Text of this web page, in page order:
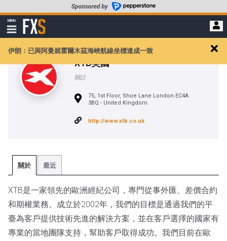
至
要
MENU
顯
示
航
FXStreet
伊朗：已與阿曼就霍爾木茲海峽航線坐標達成一致
alert
XTB英國
關註
75, 1st Floor, Shoe Lane London EC4A
3BQ - United Kingdom
http://www.xtb.co.uk
關於 最近
XTB是一家領先的歐洲經紀公司，專門從事外匯、差價合約
和期權業務。成立於2002年，我們的目標是通過我們的平
臺為客戶提供技術先進的解決方案，並在客戶選擇的國家有
專業的當地團隊支持，幫助客戶取得成功。我們目前在歐